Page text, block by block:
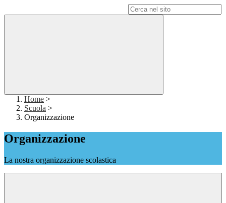
Home >
Scuola >
Organizzazione
Organizzazione
La nostra organizzazione scolastica